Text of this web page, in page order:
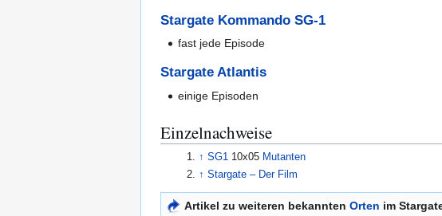
Stargate Kommando SG-1
fast jede Episode
Stargate Atlantis
einige Episoden
Einzelnachweise
↑ SG1 10x05 Mutanten
↑ Stargate – Der Film
Artikel zu weiteren bekannten Orten im